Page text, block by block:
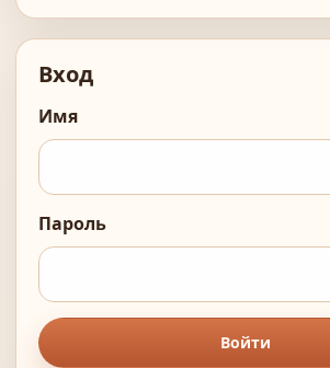
Вход
Имя
Пароль
Войти